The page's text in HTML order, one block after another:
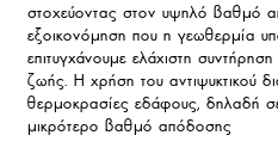
στοχεύοντας στον υψηλό βαθμό
εξοικονόμηση που η γεωθερμία
επιτυγχάνουμε ελάχιστη
ζωής. Η χρήση του αντιψυκτικού
θερμοκρασίες εδάφους, δηλαδή
μικρότερο βαθμό απόδοσης